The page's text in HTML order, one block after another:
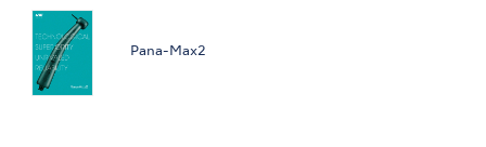
Pana-Max2